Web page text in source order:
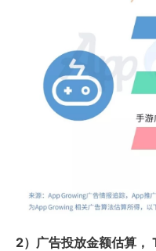
2）广告投放金额估算